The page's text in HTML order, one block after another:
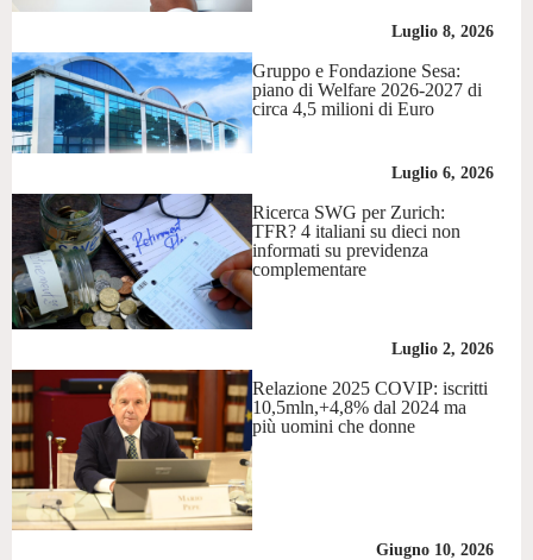
Luglio 8, 2026
Gruppo e Fondazione Sesa:
piano di Welfare 2026-2027 di
circa 4,5 milioni di Euro
Luglio 6, 2026
Ricerca SWG per Zurich:
TFR? 4 italiani su dieci non
informati su previdenza
complementare
Luglio 2, 2026
Relazione 2025 COVIP: iscritti
10,5mln,+4,8% dal 2024 ma
più uomini che donne
Giugno 10, 2026